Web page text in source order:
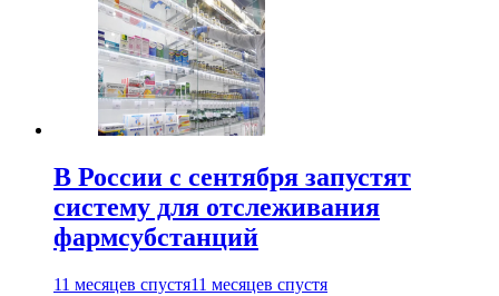
В России с сентября запустят
систему для отслеживания
фармсубстанций
11 месяцев спустя11 месяцев спустя